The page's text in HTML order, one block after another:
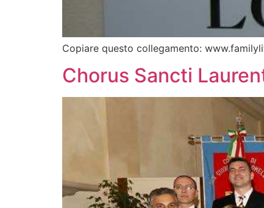
Copiare questo collegamento:
Chorus Sancti